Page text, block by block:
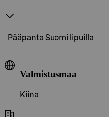
Pääpanta Suomi lipuilla
Valmistusmaa
Kiina